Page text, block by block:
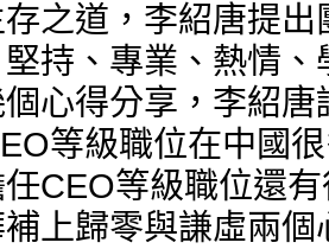
之道，李紹唐提出
持、專業、熱情、
心得分享，李紹唐
等級職位在中國
CEO等級職位還
上歸零與謙虛兩個